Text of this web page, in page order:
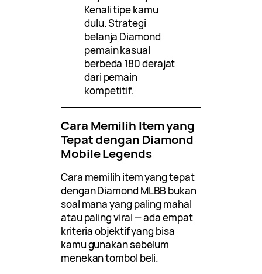
Kenali tipe kamu
dulu. Strategi
belanja Diamond
pemain kasual
berbeda 180 derajat
dari pemain
kompetitif.
Cara Memilih Item yang
Tepat dengan Diamond
Mobile Legends
Cara memilih item yang tepat
dengan Diamond MLBB bukan
soal mana yang paling mahal
atau paling viral — ada empat
kriteria objektif yang bisa
kamu gunakan sebelum
menekan tombol beli.